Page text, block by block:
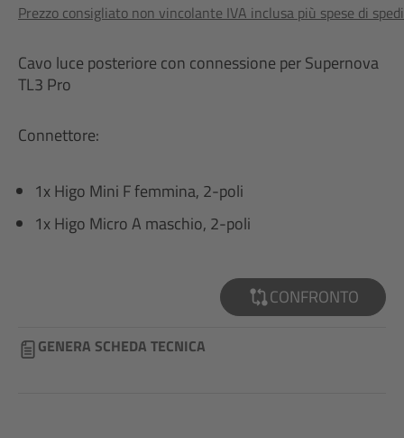
Prezzo consigliato non vincolante IVA inclusa più spese di
Cavo luce posteriore con connessione per Supernova
TL3 Pro
Connettore:
1x Higo Mini F femmina, 2-poli
1x Higo Micro A maschio, 2-poli
CONFRONTO
GENERA SCHEDA TECNICA